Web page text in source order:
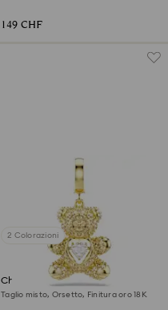
149 CHF
2 Colorazioni
Charm Idyllia
Taglio misto, Orsetto, Finitura oro 18K